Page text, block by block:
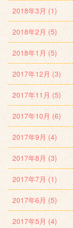
2018年3月 (1)
2018年2月 (5)
2018年1月 (5)
2017年12月 (3)
2017年11月 (5)
2017年10月 (6)
2017年9月 (4)
2017年8月 (3)
2017年7月 (1)
2017年6月 (5)
2017年5月 (4)